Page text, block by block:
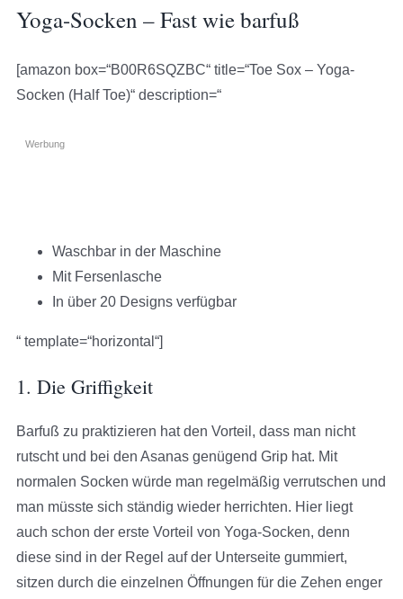
Yoga-Socken – Fast wie barfuß
[amazon box=“B00R6SQZBC“ title=“Toe Sox – Yoga-
Socken (Half Toe)“ description=“
Werbung
Waschbar in der Maschine
Mit Fersenlasche
In über 20 Designs verfügbar
“ template=“horizontal“]
1. Die Griffigkeit
Barfuß zu praktizieren hat den Vorteil, dass man nicht
rutscht und bei den Asanas genügend Grip hat. Mit
normalen Socken würde man regelmäßig verrutschen und
man müsste sich ständig wieder herrichten. Hier liegt
auch schon der erste Vorteil von Yoga-Socken, denn
diese sind in der Regel auf der Unterseite gummiert,
sitzen durch die einzelnen Öffnungen für die Zehen enger